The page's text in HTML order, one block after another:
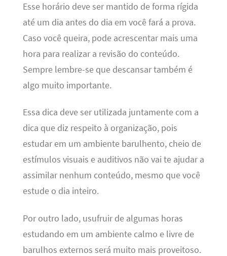
Esse horário deve ser mantido de forma rígida
até um dia antes do dia em você fará a prova.
Caso você queira, pode acrescentar mais uma
hora para realizar a revisão do conteúdo.
Sempre lembre-se que descansar também é
algo muito importante.
Essa dica deve ser utilizada juntamente com a
dica que diz respeito à organização, pois
estudar em um ambiente barulhento, cheio de
estímulos visuais e auditivos não vai te ajudar a
assimilar nenhum conteúdo, mesmo que você
estude o dia inteiro.
Por outro lado, usufruir de algumas horas
estudando em um ambiente calmo e livre de
barulhos externos será muito mais proveitoso.